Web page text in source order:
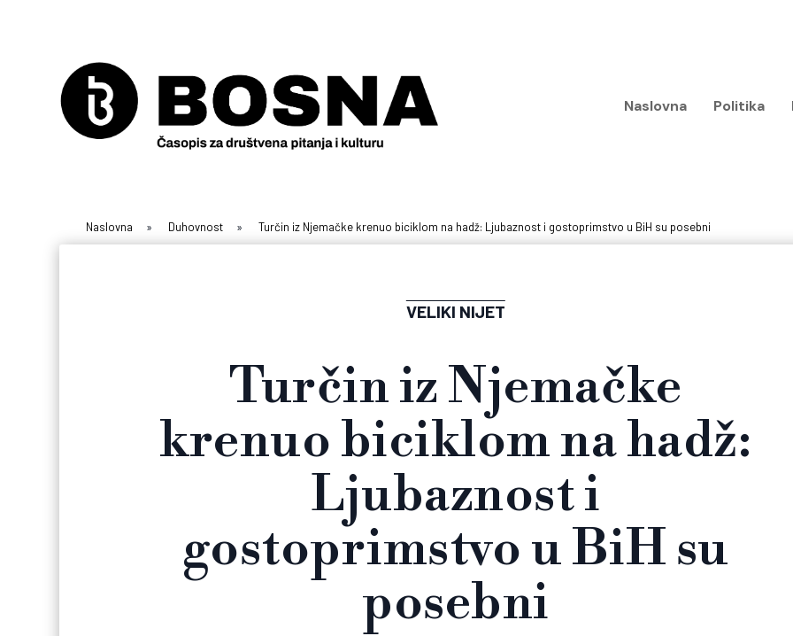
Naslovna Politika
Naslovna » Duhovnost » Turčin iz Njemačke krenuo biciklom na hadž: Ljubaznost i gostoprimstvo u BiH su posebni
VELIKI NIJET
Turčin iz Njemačke
krenuo biciklom na hadž:
Ljubaznost i
gostoprimstvo u BiH su
posebni